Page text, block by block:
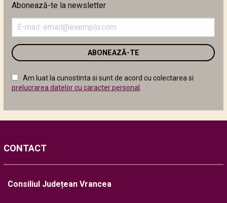
Abonează-te la newsletter
Introduceți
adresa
email
în
următor
Am luat la cunostinta si sunt de acord cu colectarea si
prelucrarea datelor cu caracter personal
CONTACT
Consiliul Județean Vrancea